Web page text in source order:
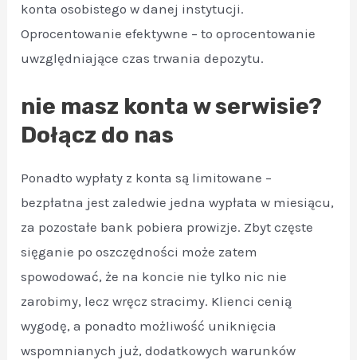
konta osobistego w danej instytucji.
Oprocentowanie efektywne – to oprocentowanie
uwzględniające czas trwania depozytu.
nie masz konta w serwisie?
Dołącz do nas
Ponadto wypłaty z konta są limitowane –
bezpłatna jest zaledwie jedna wypłata w miesiącu,
za pozostałe bank pobiera prowizje. Zbyt częste
sięganie po oszczędności może zatem
spowodować, że na koncie nie tylko nic nie
zarobimy, lecz wręcz stracimy. Klienci cenią
wygodę, a ponadto możliwość uniknięcia
wspomnianych już, dodatkowych warunków